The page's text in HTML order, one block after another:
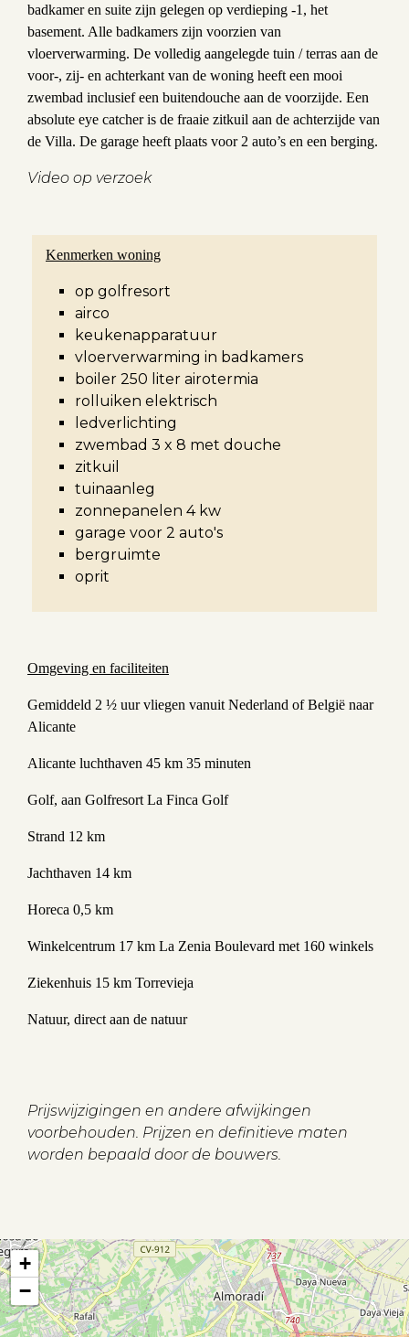
Aanbod
Koopwoningen
badkamer en suite zijn gelegen op verdieping -1, het
basement. Alle badkamers zijn voorzien van
vloerverwarming. De volledig aangelegde tuin / terras aan de
voor-, zij- en achterkant van de woning heeft een mooi
zwembad inclusief een buitendouche aan de voorzijde. Een
absolute eye catcher is de fraaie zitkuil aan de achterzijde van
de Villa. De garage heeft plaats voor 2 auto’s en een berging.
Video op verzoek
Kenmerken woning
op golfresort
airco
keukenapparatuur
vloerverwarming in badkamers
boiler 250 liter airotermia
rolluiken elektrisch
ledverlichting
zwembad 3 x 8 met douche
zitkuil
tuinaanleg
zonnepanelen 4 kw
garage voor 2 auto's
bergruimte
oprit
Omgeving en faciliteiten
Gemiddeld 2 ½ uur vliegen vanuit Nederland of België naar
Alicante
Alicante luchthaven 45 km 35 minuten
Golf, aan Golfresort La Finca Golf
Strand 12 km
Jachthaven 14 km
Horeca 0,5 km
Winkelcentrum 17 km La Zenia Boulevard met 160 winkels
Ziekenhuis 15 km Torrevieja
Natuur, direct aan de natuur
Prijswijzigingen en andere afwijkingen
voorbehouden. Prijzen en definitieve maten
worden bepaald door de bouwers.
+
−